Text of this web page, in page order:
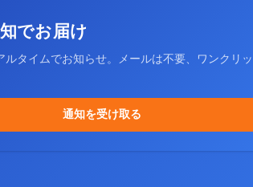
でお届け
タイムでお知らせ。メールは不要、ワンクリッ
通知を受け取る